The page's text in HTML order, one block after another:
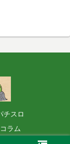
チスロ
コラム